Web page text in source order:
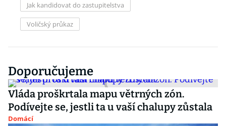
Jak kandidovat do zastupitelstva
Voličský průkaz
Doporučujeme
Vláda proškrtala mapu větrných zón.
Podívejte se, jestli ta u vaší chalupy zůstala
Domácí